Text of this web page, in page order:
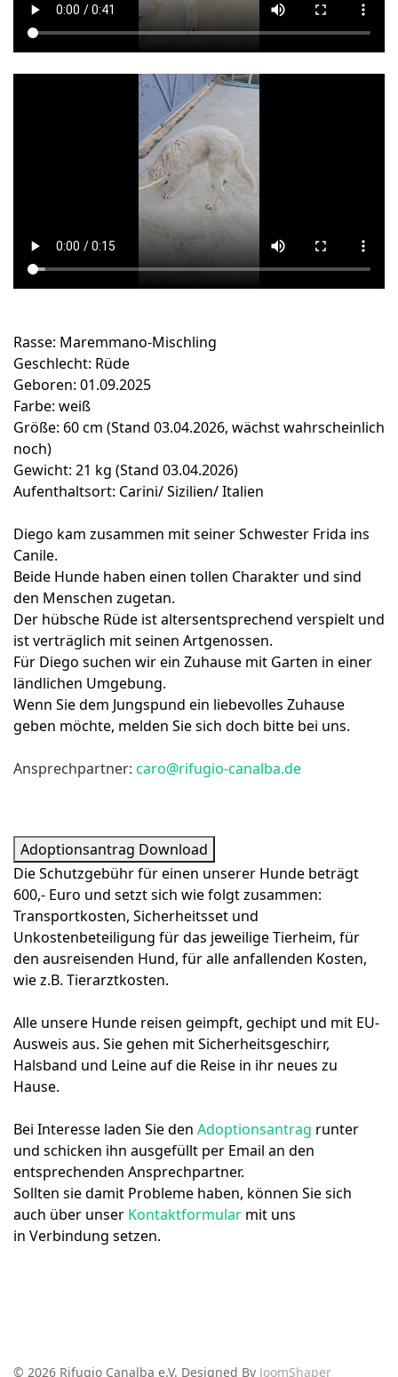
Rasse: Maremmano-Mischling
Geschlecht: Rüde
Geboren: 01.09.2025
Farbe: weiß
Größe: 60 cm (Stand 03.04.2026, wächst wahrscheinlich
noch)
Gewicht: 21 kg (Stand 03.04.2026)
Aufenthaltsort: Carini/ Sizilien/ Italien
Diego kam zusammen mit seiner Schwester Frida ins
Canile.
Beide Hunde haben einen tollen Charakter und sind
den Menschen zugetan.
Der hübsche Rüde ist altersentsprechend verspielt und
ist verträglich mit seinen Artgenossen.
Für Diego suchen wir ein Zuhause mit Garten in einer
ländlichen Umgebung.
Wenn Sie dem Jungspund ein liebevolles Zuhause
geben möchte, melden Sie sich doch bitte bei uns.
Ansprechpartner: caro@rifugio-canalba.de
Adoptionsantrag Download
Die Schutzgebühr für einen unserer Hunde beträgt
600,- Euro und setzt sich wie folgt zusammen:
Transportkosten, Sicherheitsset und
Unkostenbeteiligung für das jeweilige Tierheim, für
den ausreisenden Hund, für alle anfallenden Kosten,
wie z.B. Tierarztkosten.
Alle unsere Hunde reisen geimpft, gechipt und mit EU-
Ausweis aus. Sie gehen mit Sicherheitsgeschirr,
Halsband und Leine auf die Reise in ihr neues zu
Hause.
Bei Interesse laden Sie den Adoptionsantrag runter
und schicken ihn ausgefüllt per Email an den
entsprechenden Ansprechpartner.
Sollten sie damit Probleme haben, können Sie sich
auch über unser Kontaktformular mit uns
in Verbindung setzen.
© 2026 Rifugio Canalba e.V. Designed By JoomShaper